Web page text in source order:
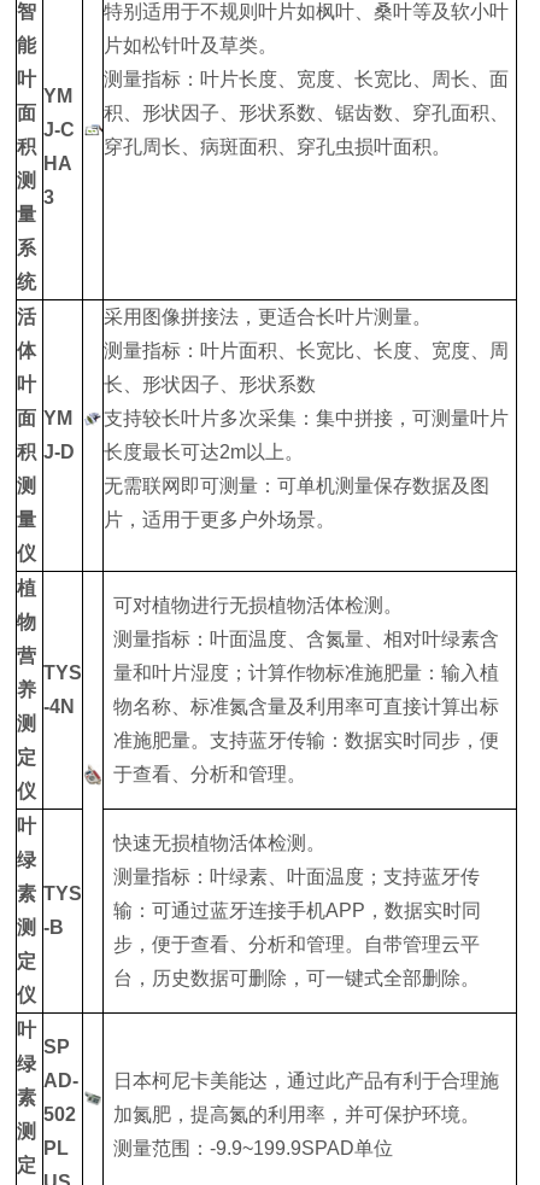
智
能
叶
面
积
测
量
系
统
YM
J-C
HA
3
特别适用于不规则叶片如枫叶、桑叶等及软小叶
片如松针叶及草类。
测量指标：叶片长度、宽度、长宽比、周长、面
积、形状因子、形状系数、锯齿数、穿孔面积、
穿孔周长、病斑面积、穿孔虫损叶面积。
活
体
叶
面
积
测
量
仪
YM
J-D
采用图像拼接法，更适合长叶片测量。
测量指标：叶片面积、长宽比、长度、宽度、周
长、形状因子、形状系数
支持较长叶片多次采集：集中拼接，可测量叶片
长度最长可达2m以上。
无需联网即可测量：可单机测量保存数据及图
片，适用于更多户外场景。
植
物
营
养
测
定
仪
TYS
-4N
可对植物进行无损植物活体检测。
测量指标：叶面温度、含氮量、相对叶绿素含
量和叶片湿度；计算作物标准施肥量：输入植
物名称、标准氮含量及利用率可直接计算出标
准施肥量。支持蓝牙传输：数据实时同步，便
于查看、分析和管理。
叶
绿
素
测
定
仪
TYS
-B
快速无损植物活体检测。
测量指标：叶绿素、叶面温度；支持蓝牙传
输：可通过蓝牙连接手机APP，数据实时同
步，便于查看、分析和管理。自带管理云平
台，历史数据可删除，可一键式全部删除。
叶
绿
素
测
定
SP
AD-
502
PL
日本柯尼卡美能达，通过此产品有利于合理施
加氮肥，提高氮的利用率，并可保护环境。
测量范围：-9.9~199.9SPAD单位